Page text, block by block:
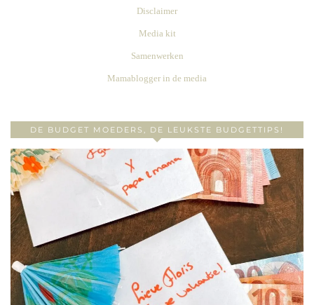
Disclaimer
Media kit
Samenwerken
Mamablogger in de media
DE BUDGET MOEDERS, DE LEUKSTE BUDGETTIPS!